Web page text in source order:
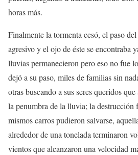
horas más.
Finalmente la tormenta cesó, el paso
agresivo y el ojo de éste se encontraba
lluvias permanecieron pero eso no fue
dejó a su paso, miles de familias sin
otras buscando a sus seres queridos
la penumbra de la lluvia; la destrucción
mismos carros pudieron salvarse,
alrededor de una tonelada terminaron
vientos que alcanzaron una velocidad